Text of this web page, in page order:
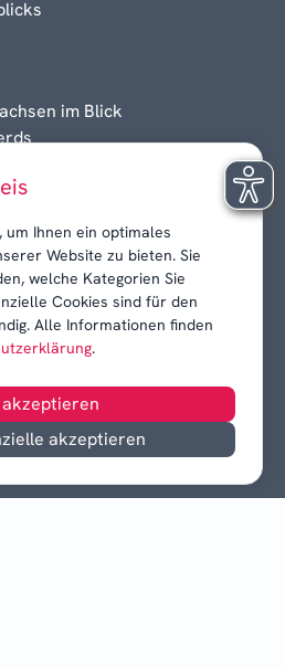
, um Ihnen ein optimales
Website zu bieten. Sie
welche Kategorien Sie
Cookies sind für den
Alle Informationen finden
.
akzeptieren
im Blick
Kontroversen